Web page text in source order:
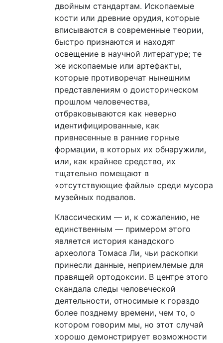
двойным стандартам. Ископаемые
кости или древние орудия, которые
вписываются в современные теории,
быстро признаются и находят
освещение в научной литературе; те
же ископаемые или артефакты,
которые противоречат нынешним
представлениям о доисторическом
прошлом человечества,
отбраковываются как неверно
идентифицированные, как
привнесенные в ранние горные
формации, в которых их обнаружили,
или, как крайнее средство, их
тщательно помещают в
«отсутствующие файлы» среди мусора
музейных подвалов.
Классическим — и, к сожалению, не
единственным — примером этого
является история канадского
археолога Томаса Ли, чьи раскопки
принесли данные, неприемлемые для
правящей ортодоксии. В центре этого
скандала следы человеческой
деятельности, относимые к гораздо
более позднему времени, чем то, о
котором говорим мы, но этот случай
хорошо демонстрирует возможности